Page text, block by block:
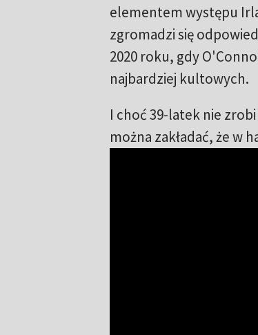
elementem występu
zgromadzi się
2020 roku, gdy
najbardziej kultowych.
I choć 39-latek nie
można zakładać, że w